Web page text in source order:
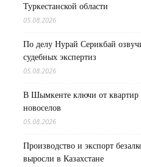
Туркестанской области
05.08.2026
По делу Нурай Серикбай
судебных экспертиз
05.08.2026
В Шымкенте ключи от квартир
новоселов
05.08.2026
Производство и экспорт
выросли в Казахстане